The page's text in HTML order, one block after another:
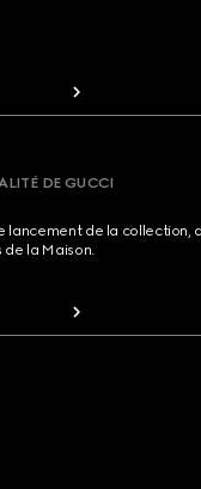
DE GUCCI
lancement de la collection,
la Maison.